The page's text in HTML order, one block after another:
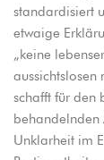
standardisiert
etwaige
„keine
aussichtslosen
schafft für den
Unklarheit im